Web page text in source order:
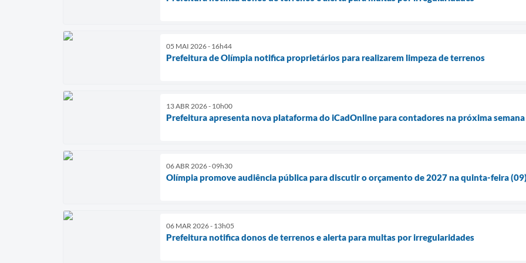
05 MAI 2026 - 16h44
Prefeitura de Olímpia notifica proprietários para realizarem limpeza de terrenos
13 ABR 2026 - 10h00
Prefeitura apresenta nova plataforma do iCadOnline para contadores na próxima semana
06 ABR 2026 - 09h30
Olímpia promove audiência pública para discutir o orçamento de 2027 na quinta-feira
06 MAR 2026 - 13h05
Prefeitura notifica donos de terrenos e alerta para multas por irregularidades